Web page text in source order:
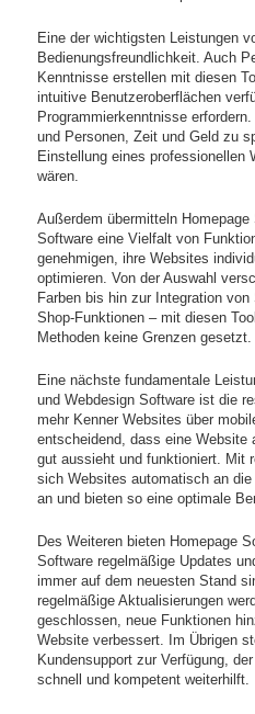
Eine der wichtigsten Leistungen
Bedienungsfreundlichkeit. Auch
Kenntnisse erstellen mit diesen
intuitive Benutzeroberflächen
Programmierkenntnisse
und Personen, Zeit und Geld zu
Einstellung eines professionellen
wären.
Außerdem übermitteln
Software eine Vielfalt von
genehmigen, ihre Websites
optimieren. Von der Auswahl
Farben bis hin zur Integration
Shop-Funktionen – mit diesen
Methoden keine Grenzen gesetzt.
Eine nächste fundamentale
und Webdesign Software ist die
mehr Kenner Websites über
entscheidend, dass eine Website
gut aussieht und funktioniert. Mit
sich Websites automatisch an
an und bieten so eine optimale
Des Weiteren bieten Homepage
Software regelmäßige Updates
immer auf dem neuesten Stand
regelmäßige Aktualisierungen
geschlossen, neue Funktionen
Website verbessert. Im Übrigen
Kundensupport zur Verfügung,
schnell und kompetent weiterhilft.